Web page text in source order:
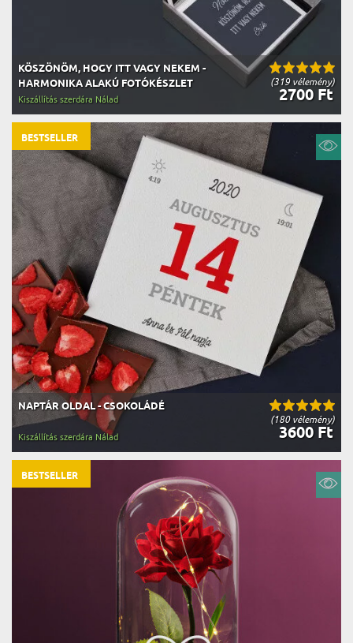
(319 vélemény)
KÖSZÖNÖM, HOGY ITT VAGY NEKEM -
HARMONIKA ALAKÚ FOTÓKÉSZLET
2700 Ft
Kiszállítás szerdára Nálad
(180 vélemény)
NAPTÁR OLDAL - CSOKOLÁDÉ
3600 Ft
Kiszállítás szerdára Nálad
BESTSELLER
BESTSELLER